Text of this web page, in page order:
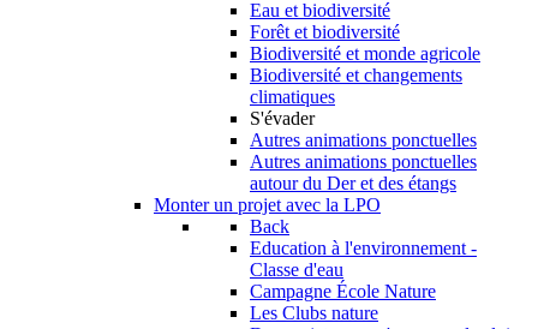
Eau et biodiversité
Forêt et biodiversité
Biodiversité et monde agricole
Biodiversité et changements
climatiques
S'évader
Autres animations ponctuelles
Autres animations ponctuelles
autour du Der et des étangs
Monter un projet avec la LPO
Back
Education à l'environnement -
Classe d'eau
Campagne École Nature
Les Clubs nature